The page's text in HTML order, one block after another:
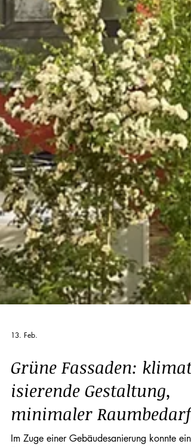
Grü­ne Fas­sa­den: kli­ma­t
i­sie­ren­de Ge­stal­tung,
mi­ni­ma­ler Raum­be­darf